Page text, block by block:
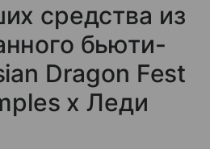
средства из
бьюти-
Dragon Fest
x Леди